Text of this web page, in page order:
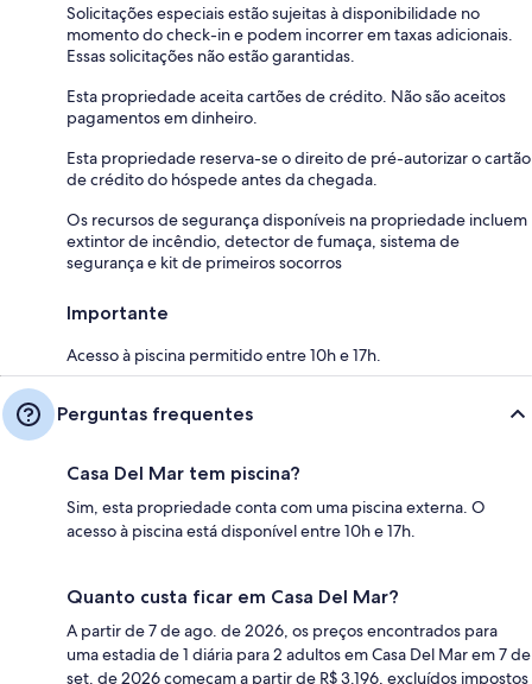
Solicitações especiais estão sujeitas à disponibilidade no
momento do check-in e podem incorrer em taxas adicionais.
Essas solicitações não estão garantidas.
Esta propriedade aceita cartões de crédito. Não são aceitos
pagamentos em dinheiro.
Esta propriedade reserva-se o direito de pré-autorizar o cartão
de crédito do hóspede antes da chegada.
Os recursos de segurança disponíveis na propriedade incluem
extintor de incêndio, detector de fumaça, sistema de
segurança e kit de primeiros socorros
Importante
Acesso à piscina permitido entre 10h e 17h.
Perguntas frequentes
Casa Del Mar tem piscina?
Sim, esta propriedade conta com uma piscina externa. O
acesso à piscina está disponível entre 10h e 17h.
Quanto custa ficar em Casa Del Mar?
A partir de 7 de ago. de 2026, os preços encontrados para
uma estadia de 1 diária para 2 adultos em Casa Del Mar em 7 de
set. de 2026 começam a partir de R$ 3.196, excluídos impostos